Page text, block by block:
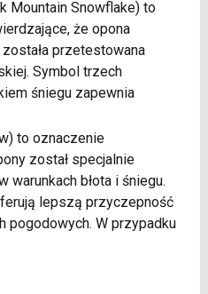
Mountain Snowflake) to
że opona
przetestowana
Symbol trzech
śniegu zapewnia
to oznaczenie
został specjalnie
warunkach błota i śniegu.
lepszą przyczepność
pogodowych. W przypadku